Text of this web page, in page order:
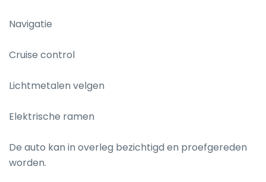
Navigatie
Cruise control
Lichtmetalen velgen
Elektrische ramen
De auto kan in overleg bezichtigd en proefgereden
worden.